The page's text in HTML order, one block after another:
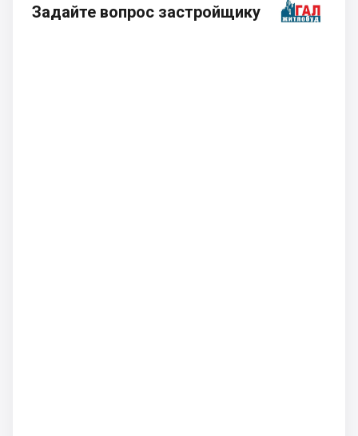
Задайте вопрос застройщику